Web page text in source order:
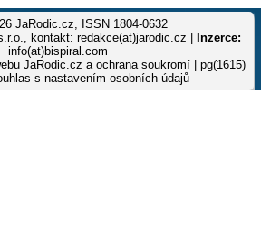
JaRodic.cz, ISSN 1804-0632
kontakt: redakce(at)jarodic.cz |
Inzerce:
info(at)bispiral.com
JaRodic.cz a ochrana soukromí | pg(1615)
s nastavením osobních údajů